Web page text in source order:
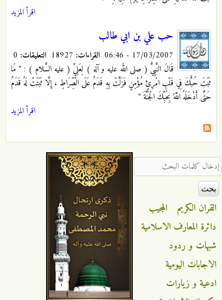
اقرأ المزيد
حب علي بن ابي طالب
17/03/2007 - 06:46 القراءات: التعليقات:
قَالَ النَّبِيُّ ( صلى الله عليه و آله ) لِعَلِيٍّ ( عليه السَّلام ) : " مَا
ثَبَتَ حُبُّكَ فِي قَلْبِ امْرِئٍ مُؤْمِنٍ فَزَلَّتْ بِهِ قَدَمٌ عَلَى الصِّرَاطِ ، إِلَّا ثَبَتَتْ لَهُ قَدَمٌ
حَتَّى أَدْخَلَهُ اللَّهُ بِحُبِّكَ الْجَنَّةَ "
اقرأ المزيد
‏إدخال كلمات البحث ‏
القران الكريم
المجيب
دائرة المعارف الاسلامية
شبهات و ردود
الاجابات اليومية
ادعية و زيارات